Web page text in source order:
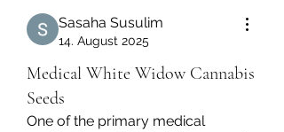
Sasaha Susulim
14. August 2025
Medical White Widow Cannabis
Seeds
One of the primary medical